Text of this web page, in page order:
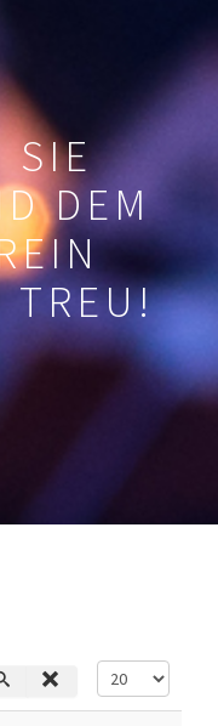
SIE
DEM
TREU!
Anzeige #